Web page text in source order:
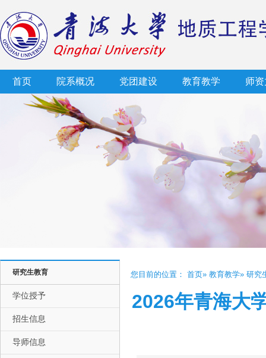
首页 院系概况 党团建设 教育教学 师
研究生教育
学位授予
招生信息
导师信息
您目前的位置： 首页» 教育教学» 研究
2026年青海大